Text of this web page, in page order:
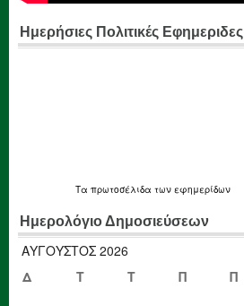
Ημερήσιες Πολιτικές Εφημεριδες
Τα πρωτοσέλιδα των εφημερίδων
Ημερολόγιο Δημοσιεύσεων
ΑΎΓΟΥΣΤΟΣ 2026
Δ
Τ Τ Π Π